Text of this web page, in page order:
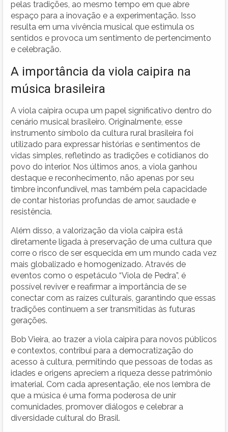
pelas tradições, ao mesmo tempo em que abre
espaço para a inovação e a experimentação. Isso
resulta em uma vivência musical que estimula os
sentidos e provoca um sentimento de pertencimento
e celebração.
A importância da viola caipira na
música brasileira
A viola caipira ocupa um papel significativo dentro do
cenário musical brasileiro. Originalmente, esse
instrumento símbolo da cultura rural brasileira foi
utilizado para expressar histórias e sentimentos de
vidas simples, refletindo as tradições e cotidianos do
povo do interior. Nos últimos anos, a viola ganhou
destaque e reconhecimento, não apenas por seu
timbre inconfundível, mas também pela capacidade
de contar historias profundas de amor, saudade e
resistência.
Além disso, a valorização da viola caipira está
diretamente ligada à preservação de uma cultura que
corre o risco de ser esquecida em um mundo cada vez
mais globalizado e homogenizado. Através de
eventos como o espetáculo “Viola de Pedra”, é
possível reviver e reafirmar a importância de se
conectar com as raízes culturais, garantindo que essas
tradições continuem a ser transmitidas às futuras
gerações.
Bob Vieira, ao trazer a viola caipira para novos públicos
e contextos, contribui para a democratização do
acesso à cultura, permitindo que pessoas de todas as
idades e origens apreciem a riqueza desse patrimônio
imaterial. Com cada apresentação, ele nos lembra de
que a música é uma forma poderosa de unir
comunidades, promover diálogos e celebrar a
diversidade cultural do Brasil.